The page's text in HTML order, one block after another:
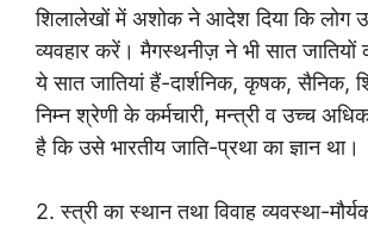
शिलालेखों में अशोक ने आदेश दिया कि लोग
व्यवहार करें। मैगस्थनीज़ ने भी सात जातियों
ये सात जातियां हैं-दार्शनिक, कृषक, सैनिक,
निम्न श्रेणी के कर्मचारी, मन्त्री व उच्च
है कि उसे भारतीय जाति-प्रथा का ज्ञान था।
2. स्त्री का स्थान तथा विवाह व्यवस्था-